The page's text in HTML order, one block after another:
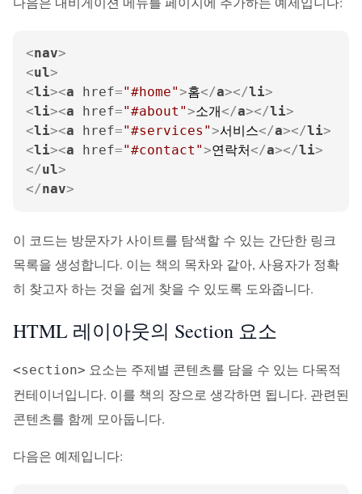
<nav>
<ul>
<li><a href="#home">홈</a></li>
<li><a href="#about">소개</a></li>
<li><a href="#services">서비스</a></li>
<li><a href="#contact">연락처</a></li>
</ul>
</nav>
이 코드는 방문자가 사이트를 탐색할 수 있는 간단한 링크
목록을 생성합니다. 이는 책의 목차와 같아, 사용자가 정확
히 찾고자 하는 것을 쉽게 찾을 수 있도록 도와줍니다.
HTML 레이아웃의 Section 요소
<section> 요소는 주제별 콘텐츠를 담을 수 있는 다목적
컨테이너입니다. 이를 책의 장으로 생각하면 됩니다. 관련된
콘텐츠를 함께 모아둡니다.
다음은 예제입니다: